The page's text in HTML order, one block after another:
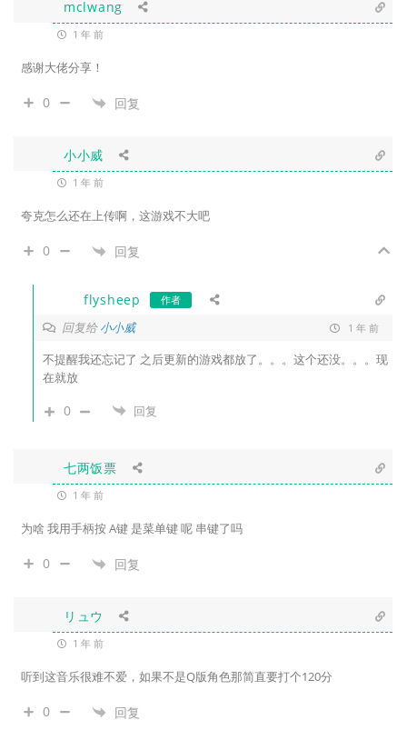
mclwang
1 年 前
感谢大佬分享！
0 回复
小小威
1 年 前
夸克怎么还在上传啊，这游戏不大吧
0 回复
flysheep 作者
回复给小小威 1 年 前
不提醒我还忘记了 之后更新的游戏都放了。。。这个还没。。。现
在就放
0 回复
七两饭票
1 年 前
为啥 我用手柄按 A键 是菜单键 呢 串键了吗
0 回复
リュウ
1 年 前
听到这音乐很难不爱，如果不是Q版角色那简直要打个120分
0 回复